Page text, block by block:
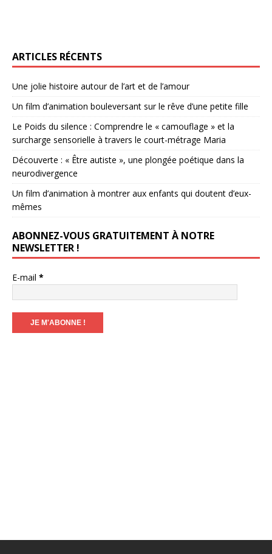
ARTICLES RÉCENTS
Une jolie histoire autour de l’art et de l’amour
Un film d’animation bouleversant sur le rêve d’une petite fille
Le Poids du silence : Comprendre le « camouflage » et la
surcharge sensorielle à travers le court-métrage Maria
Découverte : « Être autiste », une plongée poétique dans la
neurodivergence
Un film d’animation à montrer aux enfants qui doutent d’eux-
mêmes
ABONNEZ-VOUS GRATUITEMENT À NOTRE
NEWSLETTER !
E-mail *